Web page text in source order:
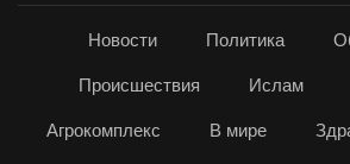
Новости Политика
Происшествия Ислам
Агрокомплекс В мире